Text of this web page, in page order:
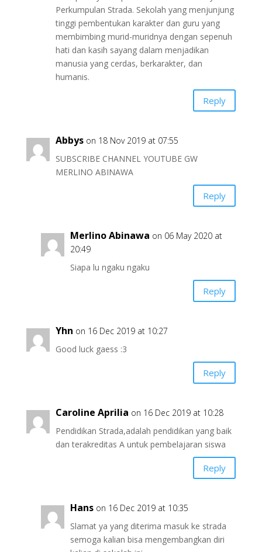
Perkumpulan Strada. Sekolah yang menjunjung
tinggi pembentukan karakter dan guru yang
membimbing murid-muridnya dengan sepenuh
hati dan kasih sayang dalam menjadikan
manusia yang cerdas, berkarakter, dan
humanis.
Reply
Abbys on 18 Nov 2019 at 07:55
SUBSCRIBE CHANNEL YOUTUBE GW
MERLINO ABINAWA
Reply
Merlino Abinawa on 06 May 2020 at
20:49
Siapa lu ngaku ngaku
Reply
Yhn on 16 Dec 2019 at 10:27
Good luck gaess :3
Reply
Caroline Aprilia on 16 Dec 2019 at 10:28
Pendidikan Strada,adalah pendidikan yang baik
dan terakreditas A untuk pembelajaran siswa
Reply
Hans on 16 Dec 2019 at 10:35
Slamat ya yang diterima masuk ke strada
semoga kalian bisa mengembangkan diri